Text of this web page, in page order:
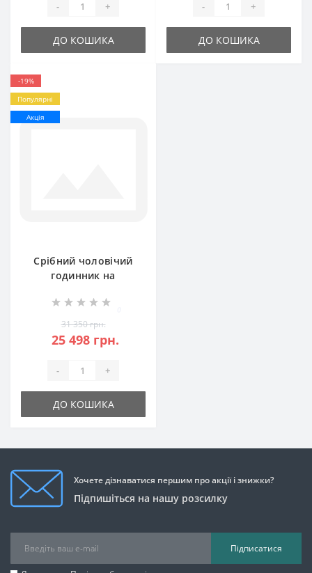
- +
ДО КОШИКА
- +
ДО КОШИКА
-19%
Популярні
Акція
Срібний чоловічий
годинник на
БР-0006471
31 350 грн.
25 498 грн.
- +
ДО КОШИКА
Хочете дізнаватися першим про акції і знижки?
Підпишіться на нашу розсилку
Підписатися